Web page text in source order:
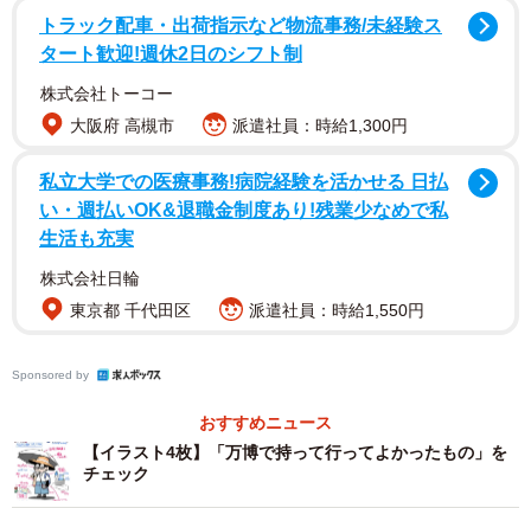
万博で持って行ってよかったもの イラスト2/堀部健和さん
（@takeo_horibe）提供
イラストには「お一人様・場内散策目的」に特化した持ち
トラック配車・出荷指示など物流事務/未経験ス
タート歓迎!週休2日のシフト制
株式会社トーコー
大阪府 高槻市
派遣社員：時給1,300円
私立大学での医療事務!病院経験を活かせる 日払
い・週払いOK&退職金制度あり!残業少なめで私
生活も充実
株式会社日輪
東京都 千代田区
派遣社員：時給1,550円
Sponsored by
おすすめニュース
【イラスト4枚】「万博で持って行ってよかったもの」を
チェック